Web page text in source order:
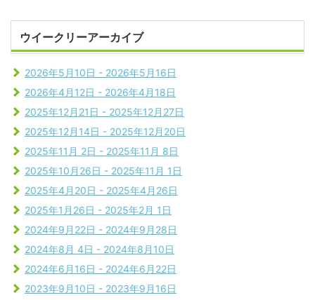
ウイークリーアーカイブ
2026年5月10日 - 2026年5月16日
2026年4月12日 - 2026年4月18日
2025年12月21日 - 2025年12月27日
2025年12月14日 - 2025年12月20日
2025年11月 2日 - 2025年11月 8日
2025年10月26日 - 2025年11月 1日
2025年4月20日 - 2025年4月26日
2025年1月26日 - 2025年2月 1日
2024年9月22日 - 2024年9月28日
2024年8月 4日 - 2024年8月10日
2024年6月16日 - 2024年6月22日
2023年9月10日 - 2023年9月16日